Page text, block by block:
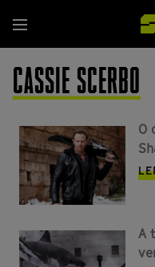
para
o
conteúdo
principal
Menu
CASSIE SCERBO
O
A